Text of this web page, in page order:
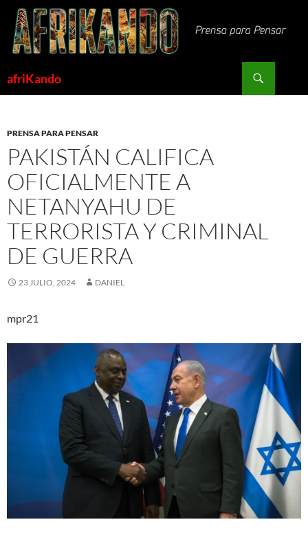
Saltar
contenido
afriKando
PRENSA PARA PENSAR
PAKISTÁN CALIFICA
OFICIALMENTE A
NETANYAHU DE
TERRORISTA Y CRIMINAL
DE GUERRA
23 JULIO, 2024 DANIEL
mpr21